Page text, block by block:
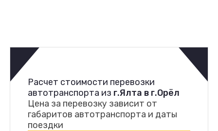
Расчет стоимости перевозки
автотранспорта из г.Ялта в г.Орёл
Цена за перевозку зависит от
габаритов автотранспорта и даты
поездки